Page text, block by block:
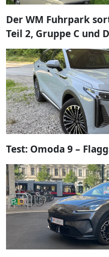
Der WM Fuhrpark
Teil 2, Gruppe C und D
Test: Omoda 9 –